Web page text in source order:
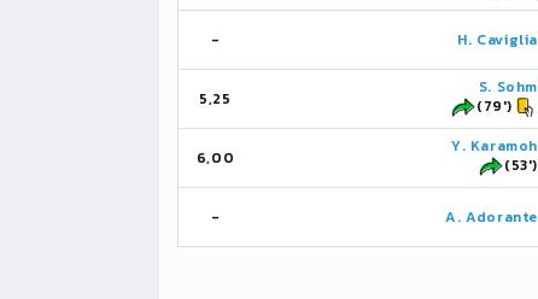
- H. Caviglia
5,25
S. Sohm
(79')
6,00
Y. Karamoh
(53')
- A. Adorante